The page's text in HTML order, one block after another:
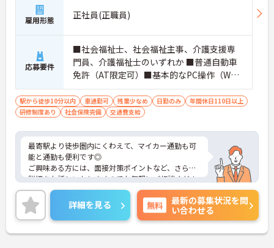
雇用形態 正社員(正職員)
応募要件
■社会福祉士、社会福祉主事、介護支援専
門員、介護福祉士のいずれか ■普通自動車
免許（AT限定可）■基本的なPC操作（Wor
d、Excel）
駅から徒歩10分以内 車通勤可 残業少なめ 日勤のみ
年間休日110日以上
研修制度あり
社会保険完備 交通費支給
最寄駅より徒歩圏内にくわえて、マイカー通勤も可
能と通勤も便利です◎
ご興味ある方には、面接対策ポイントなど、さらに
詳細をお話しいたしますのでお気軽にご相談くださ
い！
詳細を見る 無料
最新の募集状況を問
い合わせる